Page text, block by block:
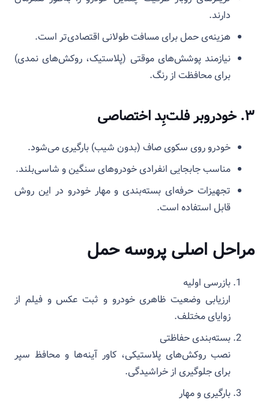
دارند.
هزینه‌ی حمل برای مسافت طولانی اقتصادی‌تر است.
نیازمند پوشش‌های موقتی (پلاستیک، روکش‌های نمدی)
برای محافظت از رنگ.
۳. خودروبر فلت‌بِد اختصاصی
خودرو روی سکوی صاف (بدون شیب) بارگیری می‌شود.
مناسب جابجایی انفرادی خودروهای سنگین و شاسی‌بلند.
تجهیزات حرفه‌ای بسته‌بندی و مهار خودرو در این روش
قابل استفاده است.
مراحل اصلی پروسه حمل
بازرسی اولیه
ارزیابی وضعیت ظاهری خودرو و ثبت عکس و فیلم از
زوایای مختلف.
بسته‌بندی حفاظتی
نصب روکش‌های پلاستیکی، کاور آینه‌ها و محافظ سپر
برای جلوگیری از خراشیدگی.
بارگیری و مهار